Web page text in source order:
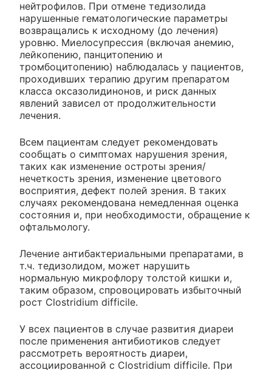
нейтрофилов. При отмене тедизолида
нарушенные гематологические параметры
возвращались к исходному (до лечения)
уровню. Миелосупрессия (включая анемию,
лейкопению, панцитопению и
тромбоцитопению) наблюдалась у пациентов,
проходивших терапию другим препаратом
класса оксазолидинонов, и риск данных
явлений зависел от продолжительности
лечения.
Всем пациентам следует рекомендовать
сообщать о симптомах нарушения зрения,
таких как изменение остроты зрения/
нечеткость зрения, изменение цветового
восприятия, дефект полей зрения. В таких
случаях рекомендована немедленная оценка
состояния и, при необходимости, обращение к
офтальмологу.
Лечение антибактериальными препаратами, в
т.ч. тедизолидом, может нарушить
нормальную микрофлору толстой кишки и,
таким образом, спровоцировать избыточный
рост Clostridium difficile.
У всех пациентов в случае развития диареи
после применения антибиотиков следует
рассмотреть вероятность диареи,
ассоциированной с Clostridium difficile. При